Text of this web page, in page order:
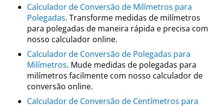
Calculador de Conversão de Milímetros para
Polegadas. Transforme medidas de milímetros
para polegadas de maneira rápida e precisa com
nosso calculador online.
Calculador de Conversão de Polegadas para
Milímetros. Mude medidas de polegadas para
milímetros facilmente com nosso calculador de
conversão online.
Calculador de Conversão de Centímetros para